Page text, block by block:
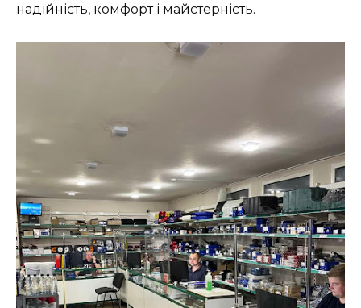
надійність, комфорт і майстерність.